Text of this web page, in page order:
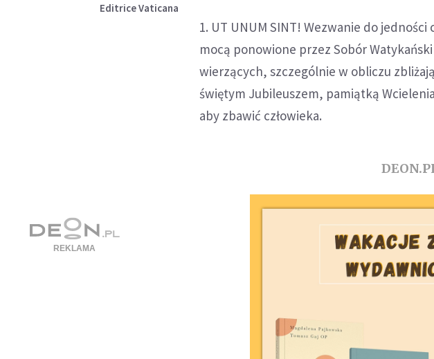
Editrice Vaticana
1. UT UNUM SINT! Wezwanie do
mocą ponowione przez Sobór
wierzących, szczególnie w obliczu
świętym Jubileuszem, pamiątką
aby zbawić człowieka.